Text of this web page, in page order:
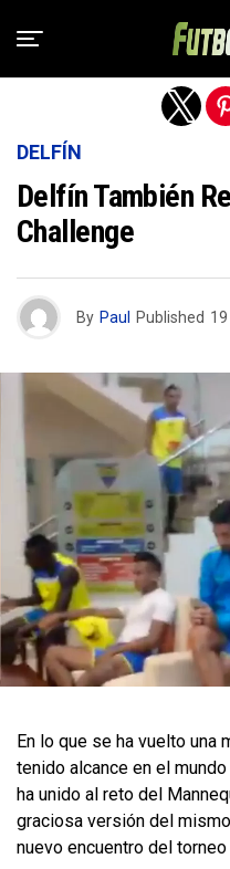
DELFÍN
Delfín También
Challenge
By Paul Published
​En lo que se ha vuelto una
tenido alcance en el
ha unido al reto del
graciosa versión del
nuevo encuentro del torneo
Salir de